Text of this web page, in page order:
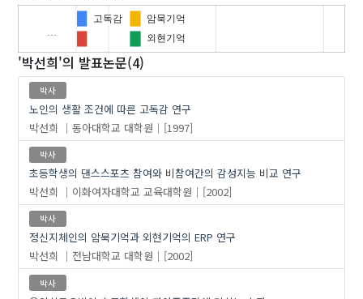
…
고독감
암묵기억
외현기억
'박선희'의 발표논문(4)
박사
노인의 생활 조건에 따른 고독감 연구
박선희
동아대학교 대학원 [1997]
박사
초등학생의 댄스스포츠 참여와 비참여간의 감성지능 비교 연구
박선희
이화여자대학교 교육대학원 [2002]
박사
정신지체인의 암묵기억과 외현기억의 ERP 연구
박선희
전남대학교 대학원 [2002]
박사